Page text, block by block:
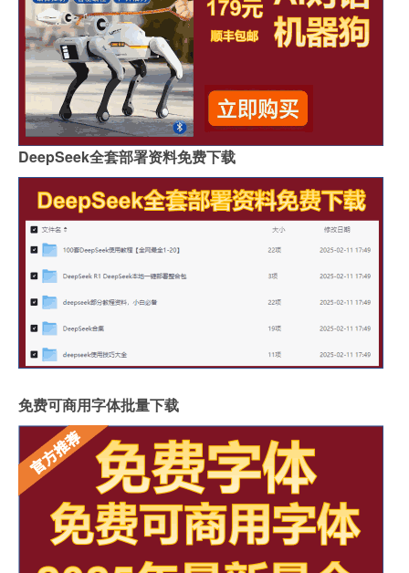
DeepSeek全套部署资料免费下载
免费可商用字体批量下载